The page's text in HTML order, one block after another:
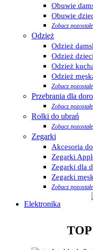
Obuwie
Obuwie
Zobacz pozostałe
Odzież
Odzież
Odzież
Odzież
Odzież
Zobacz pozostałe
Przebrania dla
Zobacz pozostałe
Rolki do ubrań
Zobacz pozostałe
Zegarki
Akcesoria
Zegarki
Zegarki dla
Zegarki
Zobacz pozostałe
Elektronika